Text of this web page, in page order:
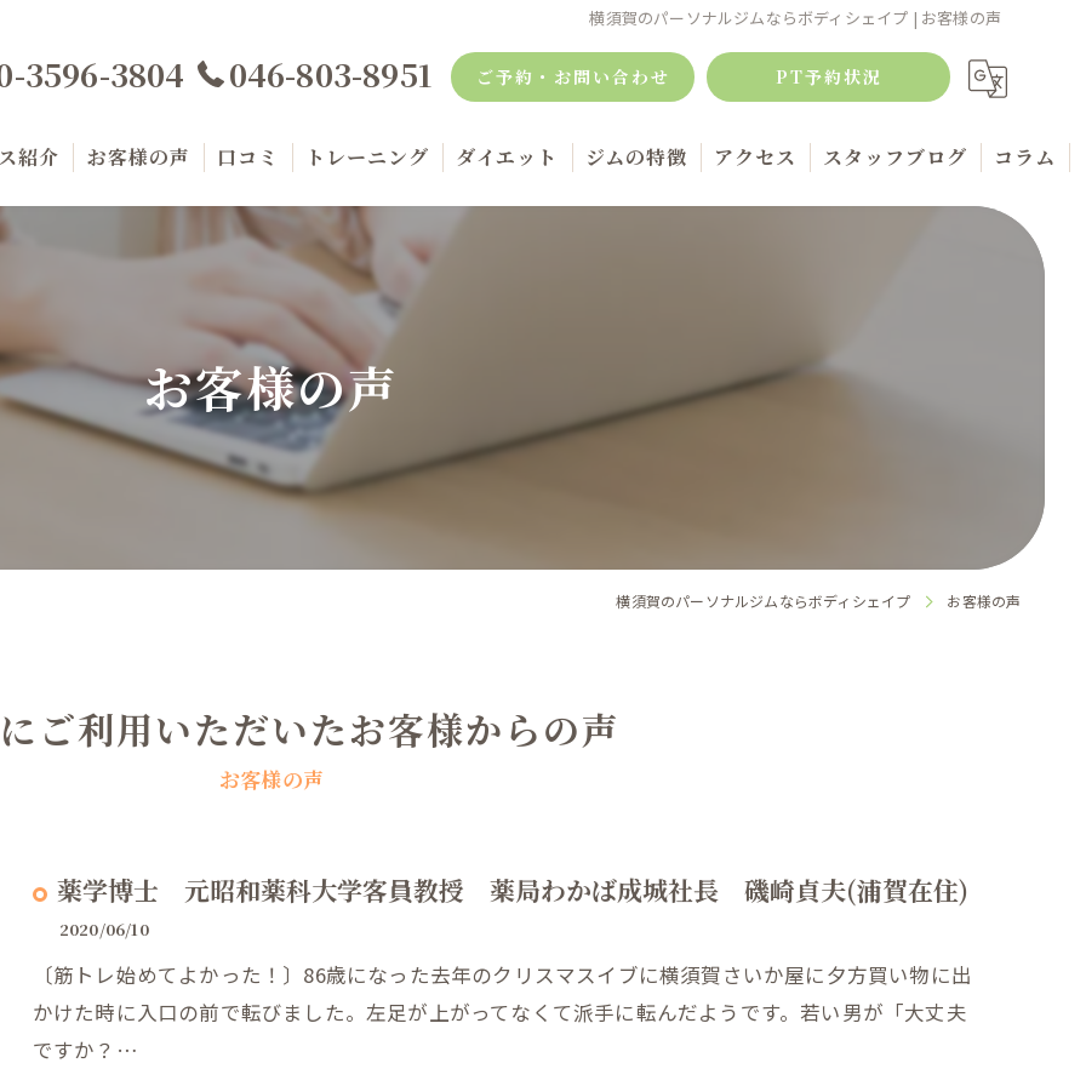
横須賀のパーソナルジムならボディシェイプ | お客様の声
3596-3804 046-803-8951 ご予約・お問い合わせ PT予約状況
紹介
内
お客様の声 口コミ トレーニング ダイエット ジムの特徴 アクセス スタッフブログ コラム
お客様の声
横須賀のパーソナルジムならボディシェイプ お客様の声
ご利用いただいたお客様からの声
お客様の声
薬学博士 元昭和薬科大学客員教授 薬局わかば成城社長 磯崎貞夫(浦賀在住)
2020/06/10
〔筋トレ始めてよかった！〕86歳になった去年のクリスマスイブに横須賀さいか屋に夕方買い物に出
かけた時に入口の前で転びました。左足が上がってなくて派手に転んだようです。若い男が「大丈夫
ですか？…